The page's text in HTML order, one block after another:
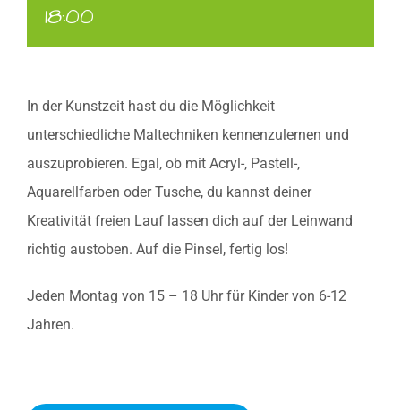
18:00
In der Kunstzeit hast du die Möglichkeit
unterschiedliche Maltechniken kennenzulernen und
auszuprobieren. Egal, ob mit Acryl-, Pastell-,
Aquarellfarben oder Tusche, du kannst deiner
Kreativität freien Lauf lassen dich auf der Leinwand
richtig austoben. Auf die Pinsel, fertig los!
Jeden Montag von 15 – 18 Uhr für Kinder von 6-12
Jahren.